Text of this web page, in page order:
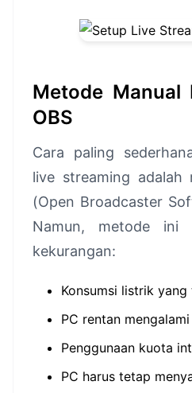
Metode Manual
OBS
Cara paling
live streaming adalah
(Open Broadcaster
Namun, metode ini
kekurangan:
Konsumsi listrik yang
PC rentan
Penggunaan kuota
PC harus tetap